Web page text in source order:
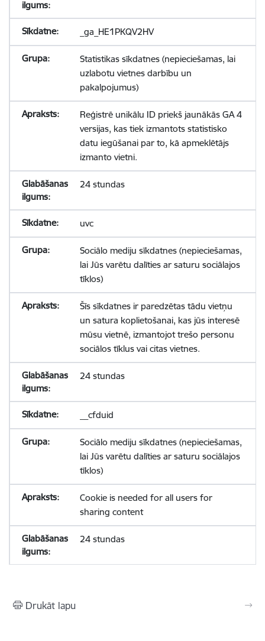
_ga_HE1PKQV2HV
Statistikas sīkdatnes (nepieciešamas, lai
uzlabotu vietnes darbību un
pakalpojumus)
Reģistrē unikālu ID priekš jaunākās GA 4
versijas, kas tiek izmantots statistisko
datu iegūšanai par to, kā apmeklētājs
izmanto vietni.
24 stundas
uvc
Sociālo mediju sīkdatnes (nepieciešamas,
lai Jūs varētu dalīties ar saturu sociālajos
tīklos)
Šīs sīkdatnes ir paredzētas tādu vietņu
un satura koplietošanai, kas jūs interesē
mūsu vietnē, izmantojot trešo personu
sociālos tīklus vai citas vietnes.
24 stundas
__cfduid
Sociālo mediju sīkdatnes (nepieciešamas,
lai Jūs varētu dalīties ar saturu sociālajos
tīklos)
Cookie is needed for all users for
sharing content
24 stundas
Drukāt lapu